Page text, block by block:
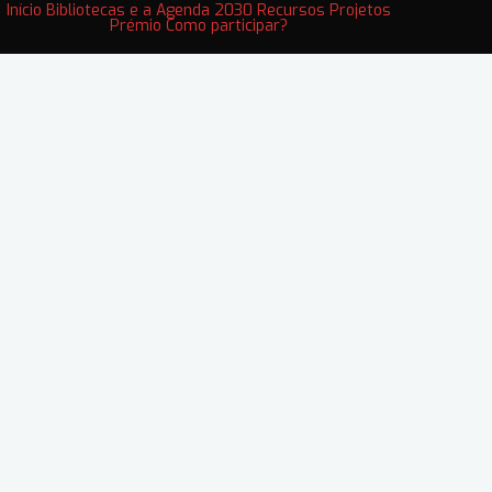
Início Bibliotecas e a Agenda 2030 Recursos Projetos
Prémio Como participar?